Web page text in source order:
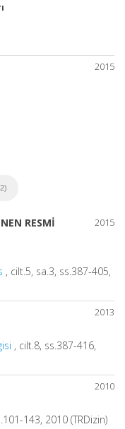
2015
2015
RESMİ
, cilt.5, sa.3, ss.387-405,
2013
, cilt.8, ss.387-416,
2010
143, 2010 (TRDizin)